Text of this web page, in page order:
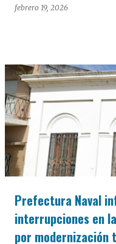
febrero 19, 2026
Prefectura Naval
interrupciones en
por modernización